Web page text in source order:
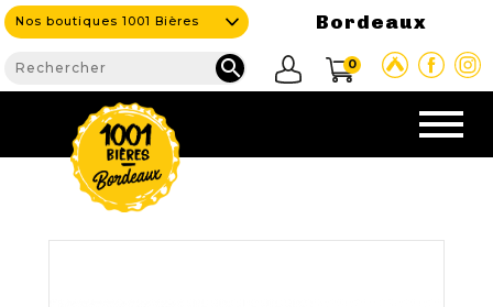
Nos boutiques 1001 Bières Bordeaux
 0